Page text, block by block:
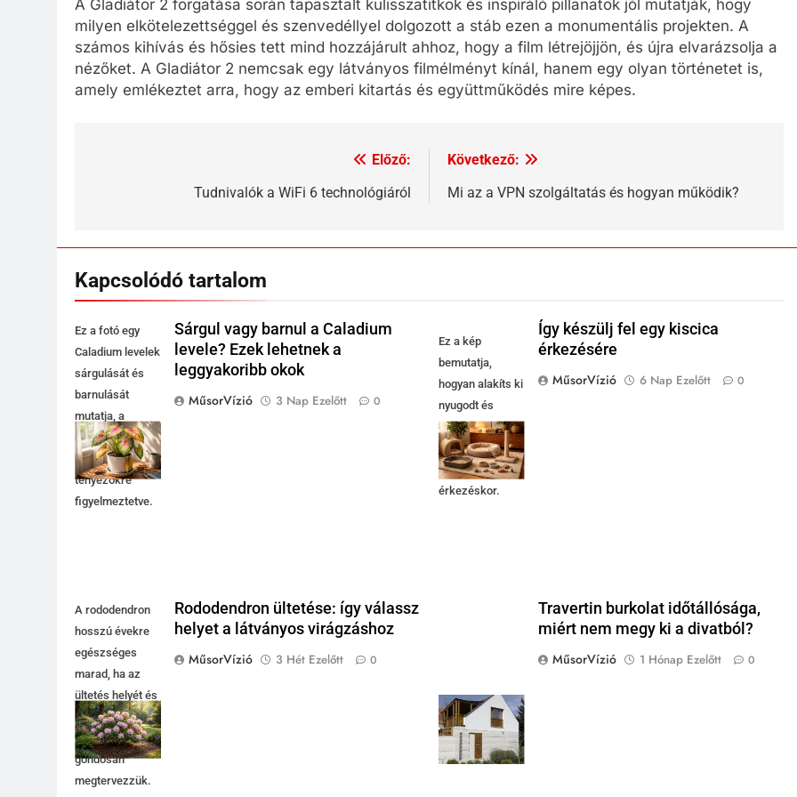
A Gladiátor 2 forgatása során tapasztalt kulisszatitkok és inspiráló pillanatok jól mutatják, hogy
milyen elkötelezettséggel és szenvedéllyel dolgozott a stáb ezen a monumentális projekten. A
számos kihívás és hősies tett mind hozzájárult ahhoz, hogy a film létrejöjjön, és újra elvarázsolja a
nézőket. A Gladiátor 2 nemcsak egy látványos filmélményt kínál, hanem egy olyan történetet is,
amely emlékeztet arra, hogy az emberi kitartás és együttműködés mire képes.
Előző:
Tudnivalók a WiFi 6 technológiáról
Következő:
Mi az a VPN szolgáltatás és hogyan működik?
Kapcsolódó tartalom
Ez a fotó egy
Caladium levelek
sárgulását és
barnulását
mutatja, a
növény
környezeti
tényezőkre
figyelmeztetve.
Sárgul vagy barnul a Caladium
levele? Ezek lehetnek a
leggyakoribb okok
MűsorVízió
3 Nap Ezelőtt 0
Ez a kép
bemutatja,
hogyan alakíts ki
nyugodt és
biztonságos
otthont egy
kiscicának
érkezéskor.
Így készülj fel egy kiscica
érkezésére
MűsorVízió
6 Nap Ezelőtt 0
A rododendron
hosszú évekre
egészséges
marad, ha az
ültetés helyét és
a
fényviszonyokat
gondosan
megtervezzük.
Rododendron ültetése: így válassz
helyet a látványos virágzáshoz
MűsorVízió
3 Hét Ezelőtt 0
Travertin burkolat időtállósága,
miért nem megy ki a divatból?
MűsorVízió
1 Hónap Ezelőtt 0